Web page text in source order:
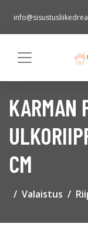
KARMAN
CM
Valaistus